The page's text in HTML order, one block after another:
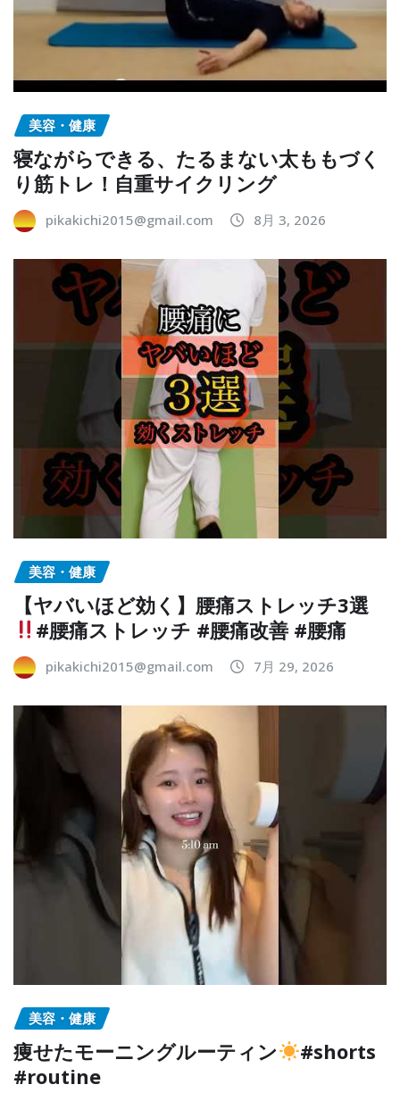
美容・健康
寝ながらできる、たるまない太ももづく
り筋トレ！自重サイクリング
pikakichi2015@gmail.com 8月 3, 2026
美容・健康
【ヤバいほど効く】腰痛ストレッチ3選
#腰痛ストレッチ #腰痛改善 #腰痛
pikakichi2015@gmail.com 7月 29, 2026
美容・健康
痩せたモーニングルーティン
#shorts
#routine